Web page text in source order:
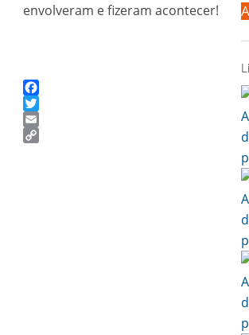
envolveram e fizeram acontecer!
Facebook
Twitter
Email